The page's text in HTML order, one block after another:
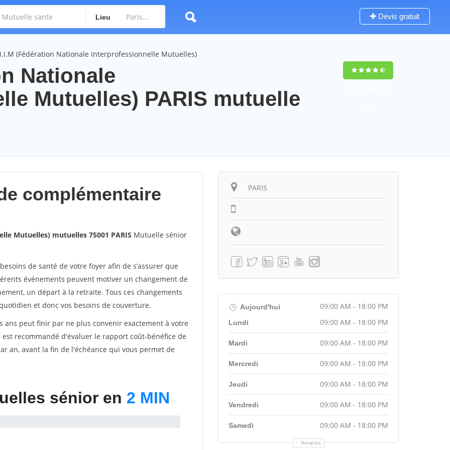
Lieu Devis gratuit
(Fédération Nationale Interprofessionnelle Mutuelles)
Nationale
Mutuelles) PARIS mutuelle
complémentaire
Mutuelles) mutuelles 75001 PARIS Mutuelle sénior
de santé de votre foyer afin de s’assurer que
événements peuvent motiver un changement de
un départ à la retraite. Tous ces changements
et donc vos besoins de couverture.
ans peut finir par ne plus convenir exactement à votre
recommandé d'évaluer le rapport coût-bénéfice de
an, avant la fin de l'échéance qui vous permet de
PARIS
Aujourd'hui 09:00 AM - 18:00 PM
Horaires
Lundi 09:00 AM - 18:00 PM
Mardi 09:00 AM - 18:00 PM
Mercredi 09:00 AM - 18:00 PM
Jeudi 09:00 AM - 18:00 PM
Vendredi 09:00 AM - 18:00 PM
Samedi 09:00 AM - 18:00 PM